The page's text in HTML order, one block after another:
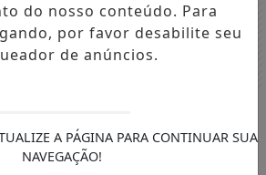
do nosso conteúdo. Para
por favor desabilite seu
de anúncios.
A PÁGINA PARA CONTINUAR SUA
NAVEGAÇÃO!